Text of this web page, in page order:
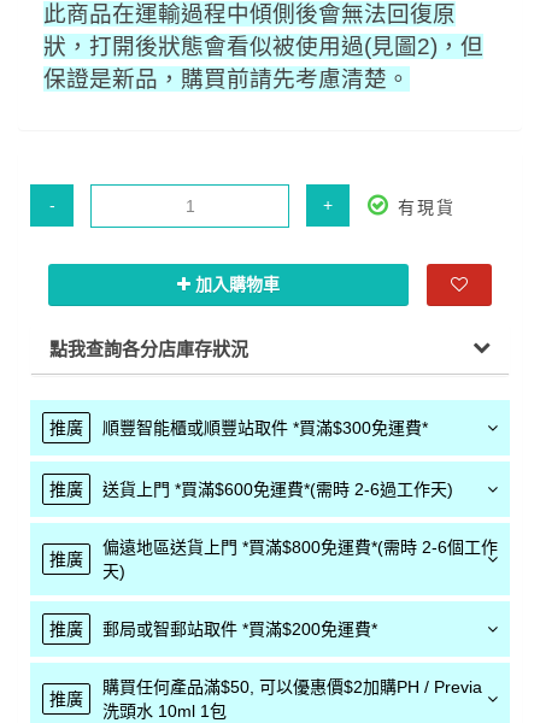
此商品在運輸過程中傾側後會無法回復原
狀，打開後狀態會看似被使用過(見圖2)，但
保證是新品，購買前請先考慮清楚。
- + 有現貨
加入購物車
點我查詢各分店庫存狀況
推廣 順豐智能櫃或順豐站取件 *買滿$300免運費*
推廣 送貨上門 *買滿$600免運費*(需時 2-6過工作天)
推廣
偏遠地區送貨上門 *買滿$800免運費*(需時 2-6個工作
天)
推廣 郵局或智郵站取件 *買滿$200免運費*
推廣
購買任何產品滿$50, 可以優惠價$2加購PH / Previa
洗頭水 10ml 1包